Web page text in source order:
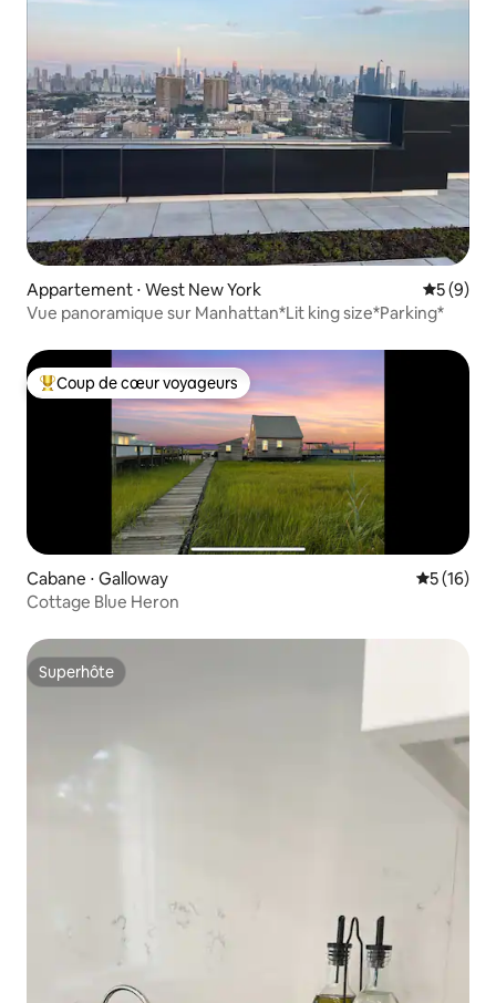
Appartement ⋅ West New York
5 (9)
Vue panoramique sur Manhattan*Lit king size*Parking*
Coups de cœur voyageurs les plus appréciés
Coup de cœur voyageurs
Cabane ⋅ Galloway
5 (16)
Cottage Blue Heron
Superhôte
Superhôte